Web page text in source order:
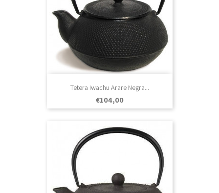
Tetera Iwachu Arare Negra...
Prezo
€104,00